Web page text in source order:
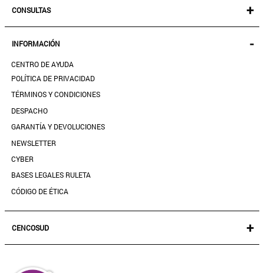
MUJER
ACCESORIOS
CALZADO
SALE
CONSULTAS +
SEGUIR MI PEDIDO
DESCARGA TU BOLETA AQUÍ
MIS FAVORITOS
GUÍA DE TALLAS
CONTACTANOS
TIENDAS
PREGUNTAS FRECUENTES
INFORMACIÓN -
CENTRO DE AYUDA
POLÍTICA DE PRIVACIDAD
TÉRMINOS Y CONDICIONES
DESPACHO
GARANTÍA Y DEVOLUCIONES
NEWSLETTER
CYBER
BASES LEGALES RULETA
CÓDIGO DE ÉTICA
CENCOSUD +
SEGURO CENCOSUD